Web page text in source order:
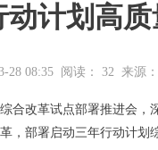
计划高
28 08:35 阅读： 32 来源
改革试点部署推进会
，部署启动三年行动计